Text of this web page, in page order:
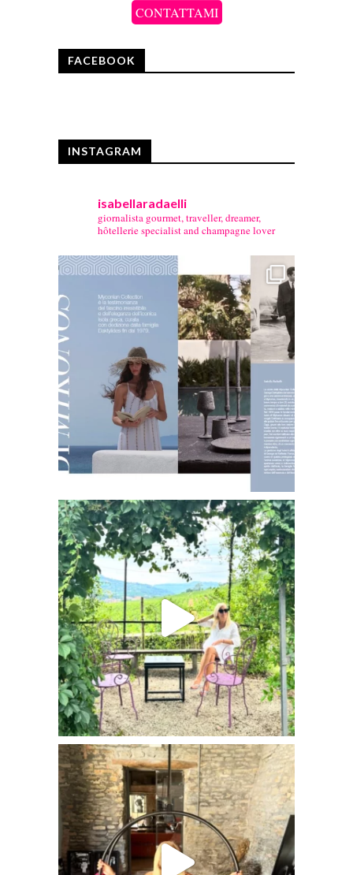
CONTATTAMI
FACEBOOK
INSTAGRAM
isabellaradaelli
giornalista gourmet, traveller, dreamer,
hôtellerie specialist and champagne lover